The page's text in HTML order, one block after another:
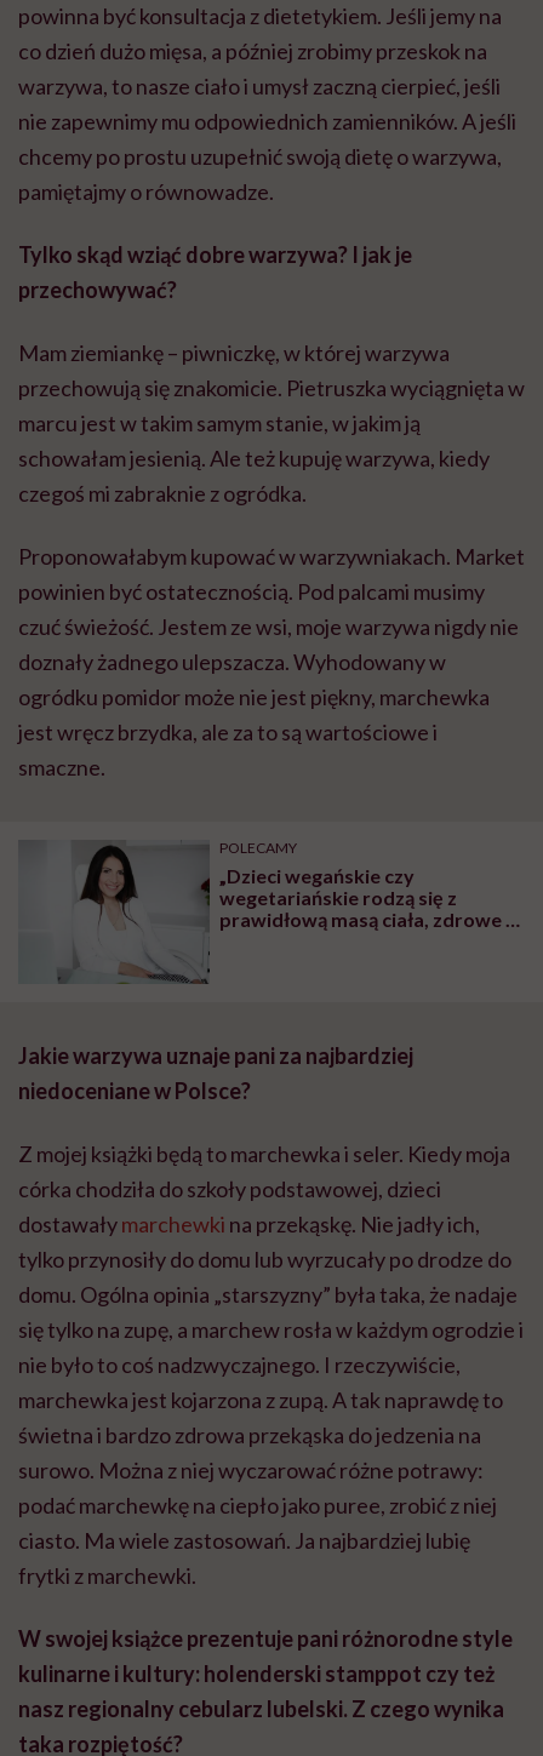
powinna być konsultacja z dietetykiem. Jeśli jemy na
co dzień dużo mięsa, a później zrobimy przeskok na
warzywa, to nasze ciało i umysł zaczną cierpieć, jeśli
nie zapewnimy mu odpowiednich zamienników. A jeśli
chcemy po prostu uzupełnić swoją dietę o warzywa,
pamiętajmy o równowadze.
Tylko skąd wziąć dobre warzywa? I jak je
przechowywać?
Mam ziemiankę – piwniczkę, w której warzywa
przechowują się znakomicie. Pietruszka wyciągnięta w
marcu jest w takim samym stanie, w jakim ją
schowałam jesienią. Ale też kupuję warzywa, kiedy
czegoś mi zabraknie z ogródka.
Proponowałabym kupować w warzywniakach. Market
powinien być ostatecznością. Pod palcami musimy
czuć świeżość. Jestem ze wsi, moje warzywa nigdy nie
doznały żadnego ulepszacza. Wyhodowany w
ogródku pomidor może nie jest piękny, marchewka
jest wręcz brzydka, ale za to są wartościowe i
smaczne.
POLECAMY
„Dzieci wegańskie czy
wegetariańskie rodzą się z
prawidłową masą ciała, zdrowe i
Jakie warzywa uznaje pani za najbardziej
niedoceniane w Polsce?
Z mojej książki będą to marchewka i seler. Kiedy moja
córka chodziła do szkoły podstawowej, dzieci
dostawałymarchewki na przekąskę. Nie jadły ich,
tylko przynosiły do domu lub wyrzucały po drodze do
domu. Ogólna opinia „starszyzny” była taka, że nadaje
się tylko na zupę, a marchew rosła w każdym ogrodzie i
nie było to coś nadzwyczajnego. I rzeczywiście,
marchewka jest kojarzona z zupą. A tak naprawdę to
świetna i bardzo zdrowa przekąska do jedzenia na
surowo. Można z niej wyczarować różne potrawy:
podać marchewkę na ciepło jako puree, zrobić z niej
ciasto. Ma wiele zastosowań. Ja najbardziej lubię
frytki z marchewki.
W swojej książce prezentuje pani różnorodne style
kulinarne i kultury: holenderski stamppot czy też
nasz regionalny cebularz lubelski. Z czego wynika
taka rozpiętość?